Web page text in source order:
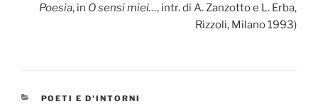
Poesia, in O sensi miei…, intr. di A. Zanzotto e L. Erba,
Rizzoli, Milano 1993)
CATEGORIE
POETI E D'INTORNI